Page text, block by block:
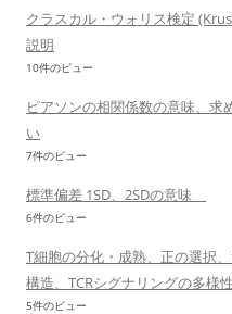
クラスカル・ウォリス検定
説明
10件のビュー
ピアソンの相関係数の意味、求
い
7件のビュー
標準偏差 1SD、2SDの意味
6件のビュー
T細胞の分化・成熟、正の選択
構造、TCRシグナリングの多様性
5件のビュー